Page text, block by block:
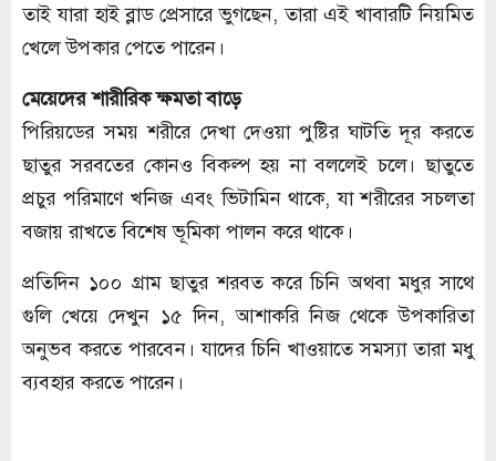
তাই যারা হাই ব্লাড প্রেসারে ভুগছেন, তারা এই খাবারটি নিয়মিত
খেলে উপকার পেতে পারেন।
মেয়েদের শারীরিক ক্ষমতা বাড়ে
পিরিয়ডের সময় শরীরে দেখা দেওয়া পুষ্টির ঘাটতি দূর করতে
ছাতুর সরবতের কোনও বিকল্প হয় না বললেই চলে। ছাতুতে
প্রচুর পরিমাণে খনিজ এবং ভিটামিন থাকে, যা শরীরের সচলতা
বজায় রাখতে বিশেষ ভূমিকা পালন করে থাকে।
প্রতিদিন ১০০ গ্রাম ছাতুর শরবত করে চিনি অথবা মধুর সাথে
গুলি খেয়ে দেখুন ১৫ দিন, আশাকরি নিজ থেকে উপকারিতা
অনুভব করতে পারবেন। যাদের চিনি খাওয়াতে সমস্যা তারা মধু
ব্যবহার করতে পারেন।